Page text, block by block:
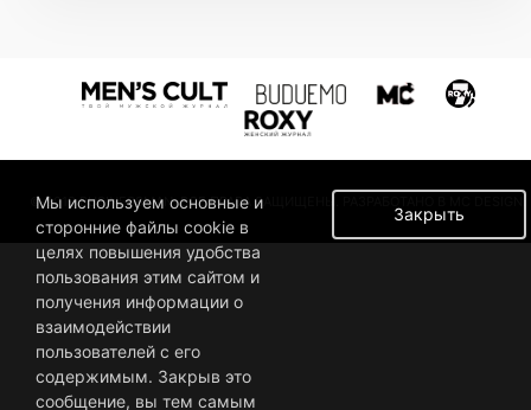
© 2019 BUSINESSMAN. ВСЕ ПРАВА ЗАЩИЩЕНЫ. РАЗРАБОТАНО В MC DESIGN.
Закрыть
Мы используем основные и
сторонние файлы cookie в
целях повышения удобства
пользования этим сайтом и
получения информации о
взаимодействии
пользователей с его
содержимым. Закрыв это
сообщение, вы тем самым